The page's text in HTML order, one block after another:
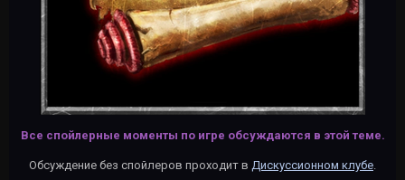
Все спойлерные моменты по игре обсуждаются в этой теме.
Обсуждение без спойлеров проходит в Дискуссионном клубе.